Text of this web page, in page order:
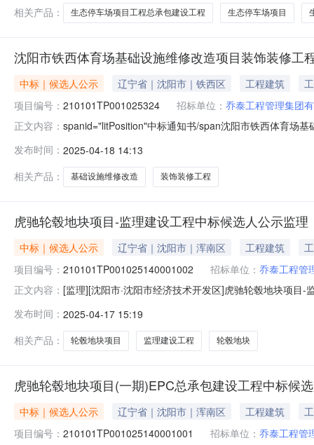
相关产品：
生态停车场项目工程总承包建设工程 生态停车场项目
沈阳市铁西体育场基础设施维修改造项目装饰装修工
中标｜候选人公示 辽宁省｜沈阳市｜铁西区 工程建筑
项目编号： 210101TP001025324 招标单位： 乔泰工程管理集团
正文内容： spanid="litPosition"中标通知书/span沈阳市铁西体育场
工程类别施工招标方式公开招标公示开始时间2025年04
发布时间： 2025-04-18 14:13
相关产品：
基础设施维修改造 装饰装修工程
虎驰轮毂地块项目-监理建设工程中标候选人公示监理
中标｜候选人公示 辽宁省｜沈阳市｜浑南区 工程建筑
项目编号： 210101TP001025140001002 招标单位： 乔泰工程管
正文内容： [监理][沈阳市·沈阳市经济技术开发区]虎驰轮毂地块项目
工程管理集团有限公司工程类别监理招标方式公开招标
发布时间： 2025-04-17 15:19
相关产品：
轮毂地块项目 监理建设工程 轮毂地块
虎驰轮毂地块项目(一期)EPC总承包建设工程中标候
中标｜候选人公示 辽宁省｜沈阳市｜浑南区 工程建筑
项目编号： 210101TP001025140001001 招标单位： 乔泰工程管